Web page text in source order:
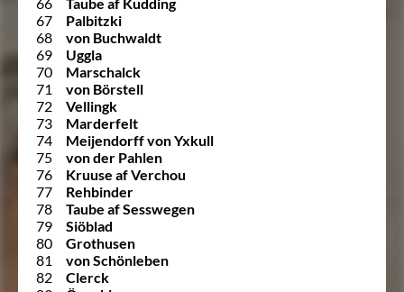
67
Palbitzki
68
von Buchwaldt
69
Uggla
70
Marschalck
71
von Börstell
72
Vellingk
73
Marderfelt
74
Meijendorff von Yxkull
75
von der Pahlen
76
Kruuse af Verchou
77
Rehbinder
78
Taube af Sesswegen
79
Siöblad
80
Grothusen
81
von Schönleben
82
Clerck